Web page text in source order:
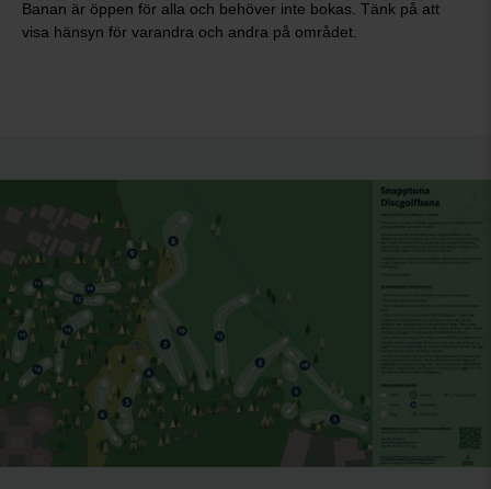
Banan är öppen för alla och behöver inte bokas. Tänk på att
visa hänsyn för varandra och andra på området.